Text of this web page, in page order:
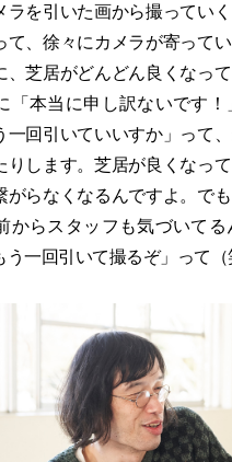
ラを引いた画から撮ってい
て、徐々にカメラが寄って
、芝居がどんどん良くなって
「本当に申し訳ないです
一回引いていいすか」って
りします。芝居が良くなっ
がらなくなるんですよ。でも
からスタッフも気づいてる
う一回引いて撮るぞ」って（